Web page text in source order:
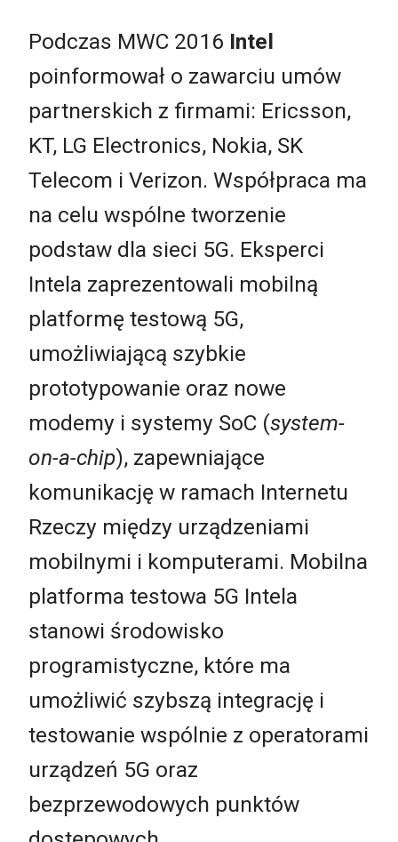
Podczas MWC 2016 Intel
poinformował o zawarciu umów
partnerskich z firmami: Ericsson,
KT, LG Electronics, Nokia, SK
Telecom i Verizon. Współpraca ma
na celu wspólne tworzenie
podstaw dla sieci 5G. Eksperci
Intela zaprezentowali mobilną
platformę testową 5G,
umożliwiającą szybkie
prototypowanie oraz nowe
modemy i systemy SoC (system-
on-a-chip), zapewniające
komunikację w ramach Internetu
Rzeczy między urządzeniami
mobilnymi i komputerami. Mobilna
platforma testowa 5G Intela
stanowi środowisko
programistyczne, które ma
umożliwić szybszą integrację i
testowanie wspólnie z operatorami
urządzeń 5G oraz
bezprzewodowych punktów